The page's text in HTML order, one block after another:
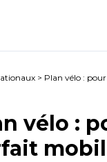
> Plan vélo :
vélo :